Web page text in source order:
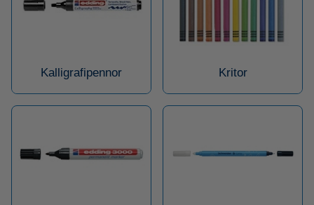
Kalligrafipennor Kritor